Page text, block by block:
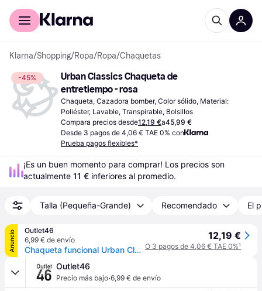
Comprar con Klarna
Klarna/Shopping/Ropa/Ropa/Chaquetas
-45%
Urban Classics Chaqueta de
entretiempo - rosa
Chaqueta, Cazadora bomber, Color sólido, Material:
Poliéster, Lavable, Transpirable, Bolsillos
Compara precios desde12,19 €a45,99 €
Desde 3 pagos de 4,06 € TAE 0% con
Prueba pagos flexibles*
¡Es un buen momento para comprar! Los precios son
actualmente 11 € inferiores al promedio.
Talla (Pequeña-Grande) Recomendado El
Anuncio
Outlet46
6,99 € de envío
Chaqueta funcional Urban Classics para mujer, 78 g/m², azul marino
12,19 €
O 3 pagos de 4,06 € TAE 0%¹
Outlet46
Precio más bajo·6,99 € de envío